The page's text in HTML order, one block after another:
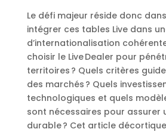
Le défi majeur réside donc
intégrer ces tables Live dans
d’internationalisation
choisir le Live Dealer pour
territoires ? Quels critères
des marchés ? Quels
technologiques et quels
sont nécessaires pour assurer
durable ? Cet article